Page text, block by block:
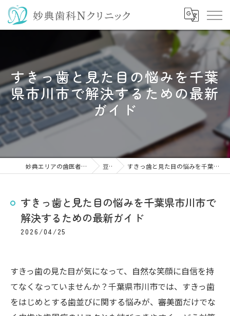
すきっ歯と見た目の悩みを千葉
県市川市で解決するための最新
ガイド
妙典エリアの歯医者なら妙典歯科Nクリニック 豆知識 すきっ歯と見た目の悩みを千葉県市川市で解決するための最新ガイド
すきっ歯と見た目の悩みを千葉県市川市で
解決するための最新ガイド
2026/04/25
すきっ歯の見た目が気になって、自然な笑顔に自信を持
てなくなっていませんか？千葉県市川市では、すきっ歯
をはじめとする歯並びに関する悩みが、審美面だけでな